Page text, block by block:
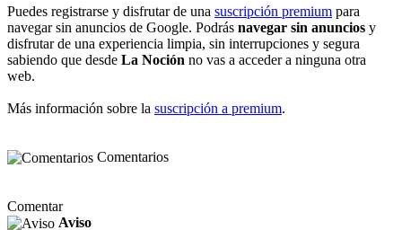
Puedes registrarse y disfrutar de una suscripción premium para
navegar sin anuncios de Google. Podrás navegar sin anuncios y
disfrutar de una experiencia limpia, sin interrupciones y segura
sabiendo que desde La Noción no vas a acceder a ninguna otra
web.
Más información sobre la suscripción a premium.
Comentarios
Comentar
Aviso